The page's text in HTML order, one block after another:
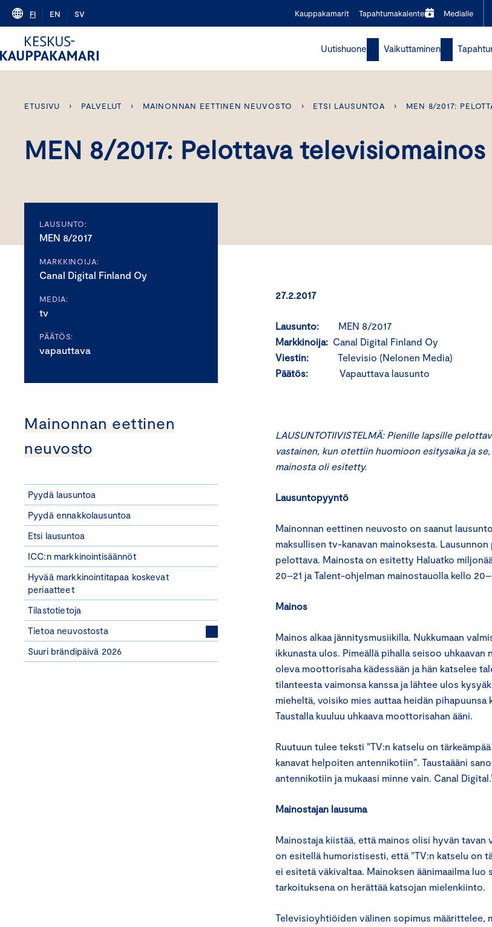
Skip
content
FI EN SV Kauppakamarit Tapahtumakalenteri Medialle
Uutishuone Vaikuttaminen
ETUSIVU › PALVELUT › MAINONNAN EETTINEN NEUVOSTO › ETSI LAUSUNTOA › MEN 8/2017:
MEN 8/2017: Pelottava televisiomainos
LAUSUNTO:
MEN 8/2017
MARKKINOIJA:
Canal Digital Finland Oy
MEDIA:
tv
PÄÄTÖS:
vapauttava
Mainonnan eettinen
neuvosto
Pyydä lausuntoa
Pyydä ennakkolausuntoa
Etsi lausuntoa
ICC:n markkinointisäännöt
Hyvää markkinointitapaa koskevat
periaatteet
Tilastotietoja
Tietoa neuvostosta
Suuri brändipäivä 2026
27.2.2017
Lausunto: MEN 8/2017
Markkinoija: Canal Digital Finland Oy
Viestin: Televisio (Nelonen Media)
Päätös: Vapauttava lausunto
LAUSUNTOTIIVISTELMÄ: Pienille lapsille
vastainen, kun otettiin huomioon esitysaika ja
mainosta oli esitetty.
Lausuntopyyntö
Mainonnan eettinen neuvosto on saanut
maksullisen tv-kanavan mainoksesta.
pelottava. Mainosta on esitetty Haluatko
20–21 ja Talent-ohjelman mainostauolla kello
Mainos
Mainos alkaa jännitysmusiikilla. Nukkumaan
ikkunasta ulos. Pimeällä pihalla seisoo uhkaavan
oleva moottorisaha kädessään ja hän katselee
tilanteesta vaimonsa kanssa ja lähtee ulos
mieheltä, voisiko mies auttaa heidän pihapuunsa
Taustalla kuuluu uhkaava moottorisahan ääni.
Ruutuun tulee teksti ”TV:n katselu on
kanavat helpoiten antennikotiin”. Taustaääni
antennikotiin ja mukaasi minne vain. Canal
Mainostajan lausuma
Mainostaja kiistää, että mainos olisi hyvän tavan
on esitellä humoristisesti, että ”TV:n katselu on
ei esitetä väkivaltaa. Mainoksen äänimaailma luo
tarkoituksena on herättää katsojan mielenkiinto.
Televisioyhtiöiden välinen sopimus määrittelee,